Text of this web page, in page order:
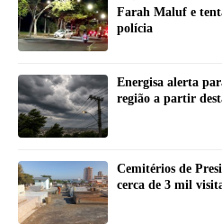
Farah Maluf e
polícia
Energisa alerta
região a partir
Cemitérios de
cerca de 3 mil